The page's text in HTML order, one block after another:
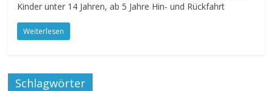
Kinder unter 14 Jahren, ab 5 Jahre Hin- und Rückfahrt
Weiterlesen
Schlagwörter